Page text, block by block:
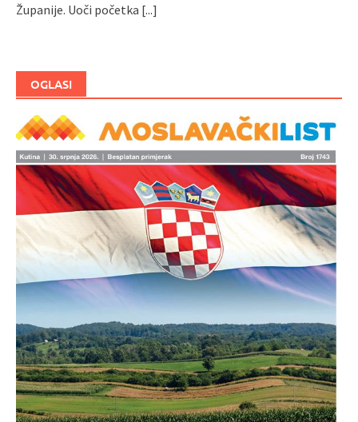
Županije. Uoči početka [...]
OGLASI